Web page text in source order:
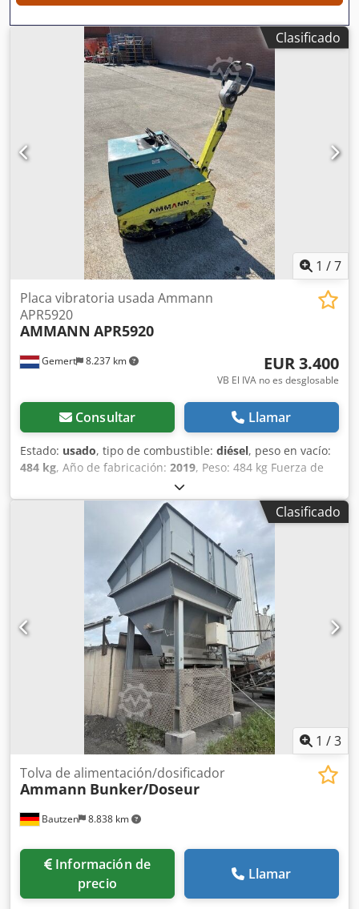
Clasificado
1 /7
Gemert 8.237 km
Placa vibratoria usada Ammann
APR5920
AMMANN APR5920
EUR 3.400
VB El IVA no es desglosable
Consultar Llamar
Estado: usado, tipo de combustible: diésel, peso en vacío:
484 kg, Año de fabricación: 2019, Peso: 484 kg Fuerza de
impacto: 59 kN Motor diésel, 1 cilindro Hatz (1b40) Marcha
adelante/marcha atrás. Arranque eléctrico. Ancho de la
placa: 60 cm Dkodpfx Acjxw H Hco Uer Precio por unidad:
3.400 €, sin IVA. ¡Varias unidades en stock!
Clasificado
1 /3
Bautzen 8.838 km
Tolva de alimentación/dosificador
Ammann Bunker/Doseur
Información de
precio
Llamar